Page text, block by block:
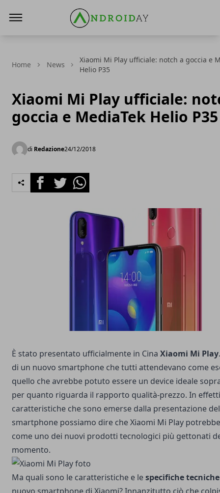
Home News
Xiaomi Mi Play ufficiale: notch a goccia e
Helio P35
Xiaomi Mi Play ufficiale:
goccia e MediaTek Helio P35
di Redazione24/12/2018
FacebookTwitterWhatsapp
È stato presentato ufficialmente in Cina Xiaomi Mi Play
di un nuovo smartphone che tutti attendevano come
quello che avrebbe potuto essere un device ideale
per quanto riguarda il rapporto qualità-prezzo. In
caratteristiche che sono emerse dalla presentazione
smartphone possiamo dire che Xiaomi Mi Play
come uno dei nuovi prodotti tecnologici più gettonati
momento.
Ma quali sono le caratteristiche e lespecifiche tecniche